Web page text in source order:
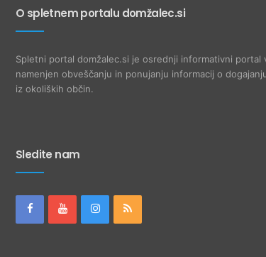
O spletnem portalu domžalec.si
Spletni portal domžalec.si je osrednji informativni portal
namenjen obveščanju in ponujanju informacij o
iz okoliških občin.
Sledite nam